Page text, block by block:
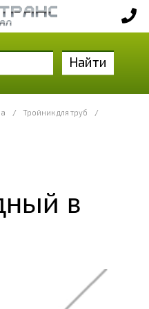
Найти
/ Тройник для труб
/
в